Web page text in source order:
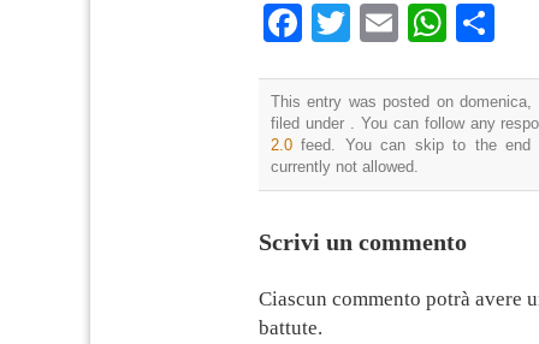
Facebook
TwitterEmail
This entry was posted on
filed under . You can follow any
2.0 feed. You can skip to the end
currently not allowed.
Scrivi un commento
Ciascun commento potrà avere
battute.